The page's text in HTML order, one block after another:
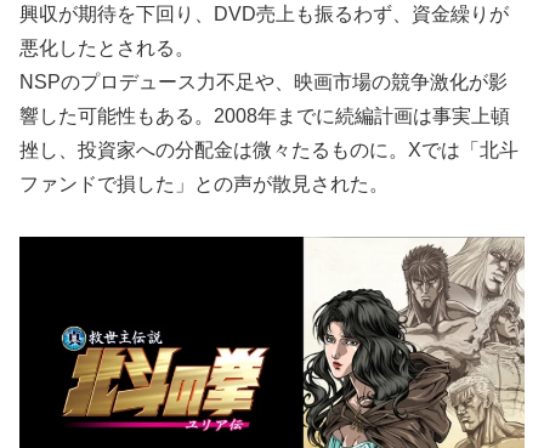
興収が期待を下回り、DVD売上も振るわず、資金繰りが
悪化したとされる。
NSPのプロデュース力不足や、映画市場の競争激化が影
響した可能性もある。2008年までに続編計画は事実上頓
挫し、投資家への分配金は微々たるものに。Xでは「北斗
ファンドで損した」との声が散見された。